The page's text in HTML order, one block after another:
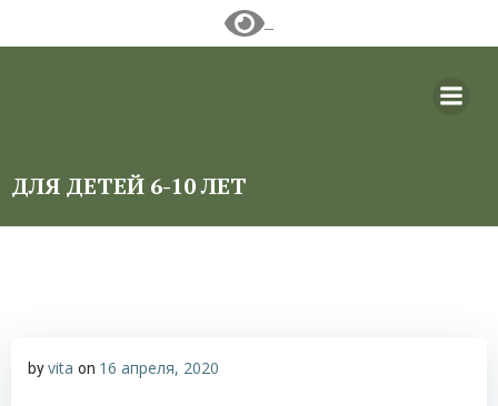
ДЛЯ ДЕТЕЙ 6-10 ЛЕТ
byvita on 16 апреля, 2020